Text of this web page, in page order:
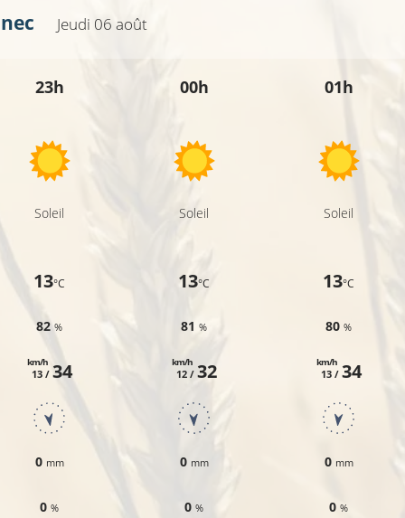
Jeudi 06 août
23h
Soleil
13°C
82%
13 /
km/h 34
0 mm
0%
00h
Soleil
13°C
81%
12 /
km/h 32
0 mm
0%
01h
Soleil
13°C
80%
13 /
km/h 34
0 mm
0%